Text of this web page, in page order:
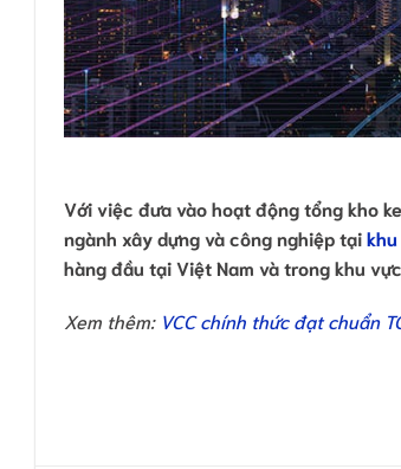
Với việc đưa vào hoạt động tổng kho
ngành xây dựng và công nghiệp tại
hàng đầu tại Việt Nam và trong khu
Xem thêm: VCC chính thức đạt chuẩn